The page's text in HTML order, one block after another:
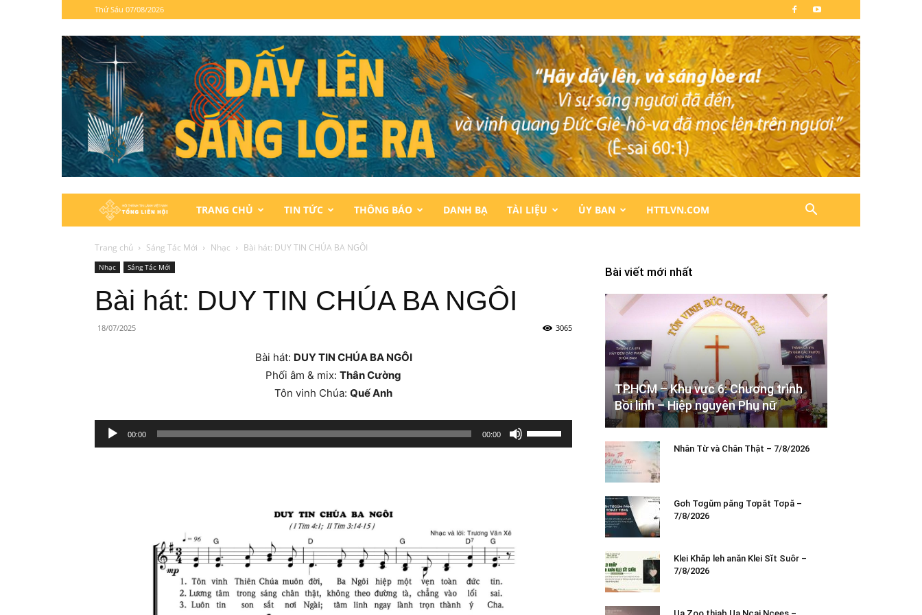
Thứ Sáu 07/08/2026
Hội
Thánh
Lành
TRANG CHỦ TIN TỨC THÔNG BÁO DANH BẠ TÀI LIỆU ỦY BAN HTTLVN.COM
Trang chủ Sáng Tác Mới Nhạc Bài hát: DUY TIN CHÚA BA NGÔI
Nhạc Sáng Tác Mới
Bài hát: DUY TIN CHÚA BA NGÔI
18/07/2025 3065
Bài hát: DUY TIN CHÚA BA NGÔI
Phối âm & mix: Thân Cường
Tôn vinh Chúa: Quế Anh
Trình
phát
00:00 00:00
dụng
Bài viết mới nhất
TP.HCM – Khu vực 6: Chương trình
Bồi linh – Hiệp nguyện Phụ nữ
Nhân Từ và Chân Thật – 7/8/2026
Gơh Tơgŭm păng Tơpăt Tơpă –
7/8/2026
Klei Khăp leh anăn Klei Sĭt Suôr –
7/8/2026